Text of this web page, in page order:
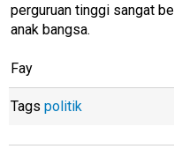
perguruan tinggi sangat
anak bangsa.
Fay
Tags politik